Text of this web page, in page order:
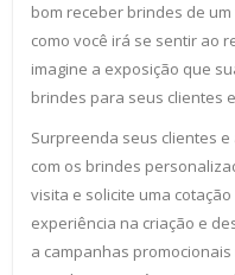
bom receber brindes de
como você irá se sentir ao
imagine a exposição que
brindes para seus clientes
Surpreenda seus clientes
com os brindes
visita e solicite uma
experiência na criação e
a campanhas